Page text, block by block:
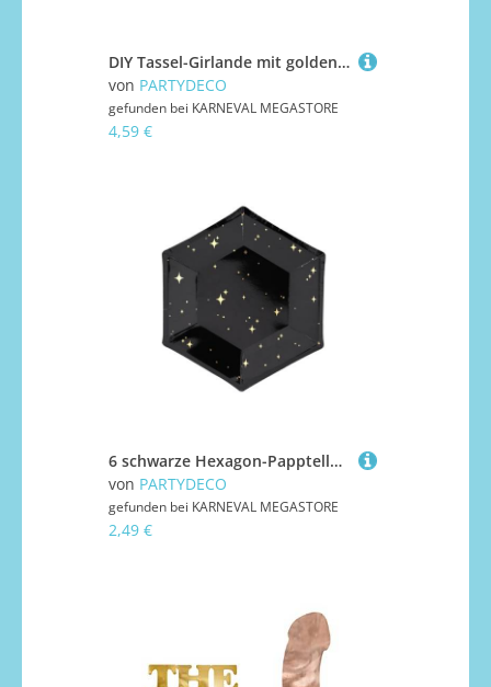
DIY Tassel-Girlande mit goldenen Sternen aus Papier
von PARTYDECO
gefunden bei KARNEVAL MEGASTORE
4,59 €
6 schwarze Hexagon-Pappteller mit goldenen Sternen 20 cm
von PARTYDECO
gefunden bei KARNEVAL MEGASTORE
2,49 €